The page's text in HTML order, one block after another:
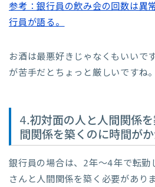
参考：銀行員の飲み会の回数は異
行員が語る。
お酒は最悪好きじゃなくもいいで
が苦手だとちょっと厳しいですね。
4.初対面の人と人間関係
間関係を築くのに時間が
銀行員の場合は、2年〜4年で転勤
さんと人間関係を築く必要がありま